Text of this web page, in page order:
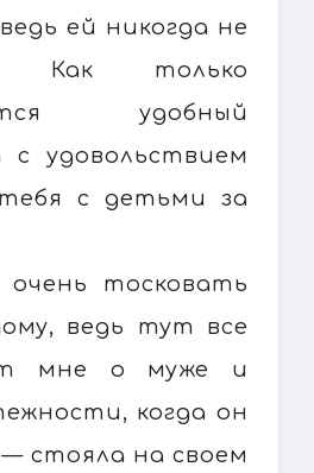
ей никогда не
Как только
удобный
с удовольствием
с детьми за
тосковать
ведь тут все
мне о муже и
когда он
стояла на своем